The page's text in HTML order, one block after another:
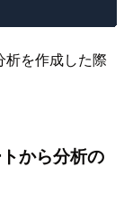
析を作成した際
から分析の